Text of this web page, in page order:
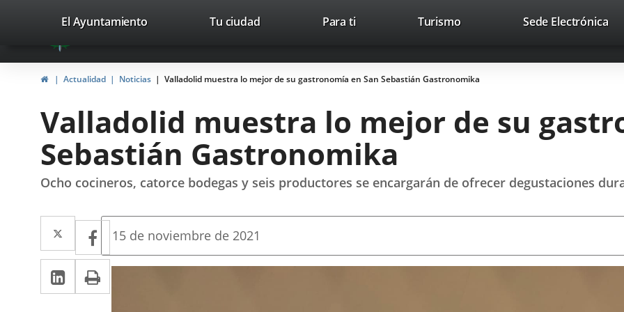
Portal
Web
del
Valladolid
avaTop Trabaja con nosotros Contacto
valladolid.es
El Ayuntamiento Tu ciudad Para ti TurismoThis
open
in
pop-
up
Sede ElectrónicaLink
HomeActualidad Noticias Valladolid muestra lo mejor de su gastronomía en San Sebastián Gastronomika
Valladolid muestra lo mejor de su
Sebastián Gastronomika
Ocho cocineros, catorce bodegas y seis productores se encargarán de ofrecer degustaciones
Twitter
Enlace
a
una
aplicación
Facebook
Enlace
a
una
Linkedin
Enlace
a
Print
Fecha
la
15 de noviembre de 2021